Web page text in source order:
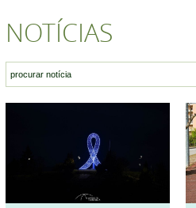
NOTÍCIAS